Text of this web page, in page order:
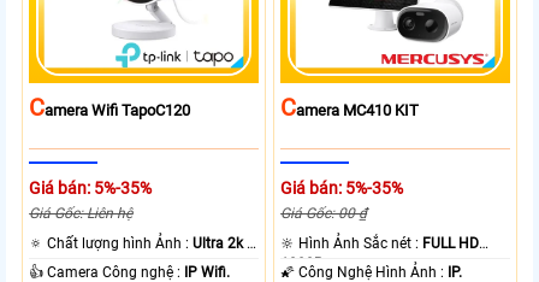
CAmera Wifi TapoC120
Giá bán: 5%-35%
Giá Gốc: Liên hệ
🔅 Chất lượng hình Ảnh :Ultra 2k +
.
👍 Camera Công nghệ :
IP Wifi.
CAmera MC410 KIT
Giá bán: 5%-35%
Giá Gốc: 00 ₫
🔆 Hình Ảnh Sắc nét : FULL HD
1080P .
🌠 Công Nghệ Hình Ảnh :
IP.